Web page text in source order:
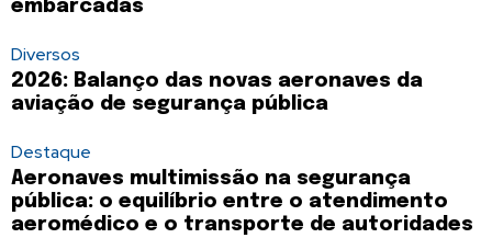
embarcadas
Diversos
2026: Balanço das novas aeronaves da
aviação de segurança pública
Destaque
Aeronaves multimissão na segurança
pública: o equilíbrio entre o atendimento
aeromédico e o transporte de autoridades